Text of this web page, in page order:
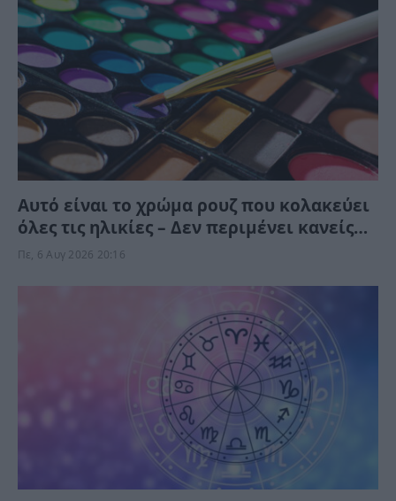
Αυτό είναι το χρώμα ρουζ που κολακεύει
όλες τις ηλικίες – Δεν περιμένει κανείς
ότι “χαρίζει” τέτοια φρεσκάδα και
Πε, 6 Αυγ 2026 20:16